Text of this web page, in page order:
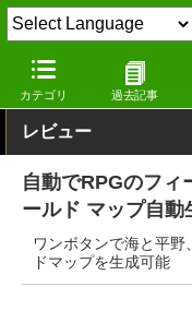
カテゴリ 過去記事
窓の杜 エンタメ エン
レビュー
自動でRPGのフィ
ールド マップ自動
ワンボタンで海と平
ドマップを生成可能